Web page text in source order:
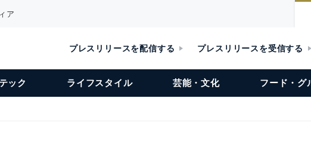
ア
プレスリリースを配信する プレスリリースを受信する
テック ライフスタイル 芸能・文化 フード・グ